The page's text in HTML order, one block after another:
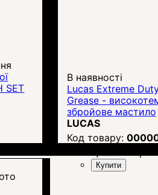
SET
В наявності
Lucas Extreme
Grease -
збройове мастило
LUCAS
Купити